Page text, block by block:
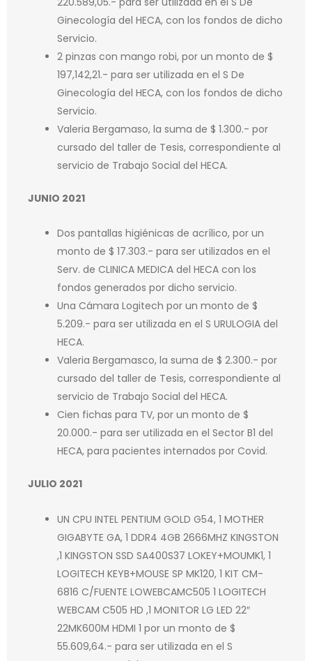
Ginecología del HECA, con los fondos de dicho
Servicio.
2 pinzas con mango robi, por un monto de $
197,142,21.- para ser utilizada en el S De
Ginecología del HECA, con los fondos de dicho
Servicio.
Valeria Bergamaso, la suma de $ 1.300.- por
cursado del taller de Tesis, correspondiente al
servicio de Trabajo Social del HECA.
JUNIO 2021
Dos pantallas higiénicas de acrílico, por un
monto de $ 17.303.- para ser utilizados en el
Serv. de CLINICA MEDICA del HECA con los
fondos generados por dicho servicio.
Una Cámara Logitech por un monto de $
5.209.- para ser utilizada en el S URULOGIA del
HECA.
Valeria Bergamasco, la suma de $ 2.300.- por
cursado del taller de Tesis, correspondiente al
servicio de Trabajo Social del HECA.
Cien fichas para TV, por un monto de $
20.000.- para ser utilizada en el Sector B1 del
HECA, para pacientes internados por Covid.
JULIO 2021
UN CPU INTEL PENTIUM GOLD G54, 1 MOTHER
GIGABYTE GA, 1 DDR4 4GB 2666MHZ KINGSTON
,1 KINGSTON SSD SA400S37 LOKEY+MOUMK1, 1
LOGITECH KEYB+MOUSE SP MK120, 1 KIT CM-
6816 C/FUENTE LOWEBCAMC505 1 LOGITECH
WEBCAM C505 HD ,1 MONITOR LG LED 22″
22MK600M HDMI 1 por un monto de $
55.609,64.- para ser utilizada en el S